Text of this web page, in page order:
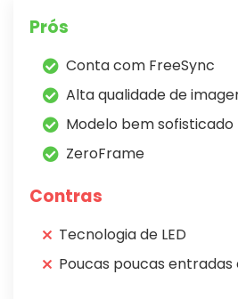
Prós
Conta com FreeSync
Alta qualidade de
Modelo bem sofisticado
ZeroFrame
Contras
Tecnologia de LED
Poucas poucas entradas